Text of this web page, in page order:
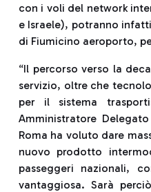
con i voli del network
e Israele), potranno
di Fiumicino aeroporto,
“Il percorso verso la
servizio, oltre che
per il sistema
Amministratore
Roma ha voluto dare
nuovo prodotto
passeggeri nazionali,
vantaggiosa. Sarà